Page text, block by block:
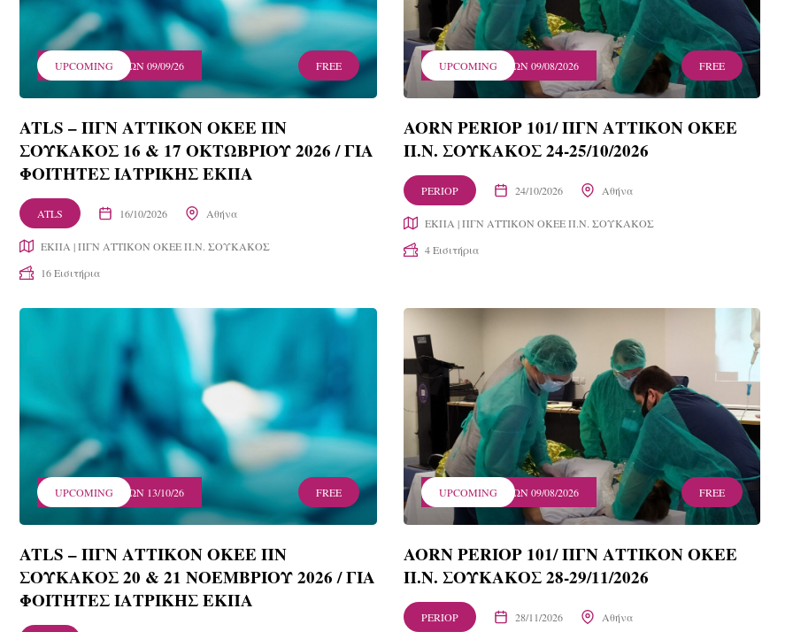
ΛΗΞΗ ΕΓΓΡΑΦΩΝ 09/09/26
UPCOMING FREE
ATLS – ΠΓΝ ΑΤΤΙΚΟΝ ΟΚΕΕ ΠΝ
ΣΟΥΚΑΚΟΣ 16 & 17 ΟΚΤΩΒΡΙΟΥ 2026 / ΓΙΑ
ΦΟΙΤΗΤΕΣ ΙΑΤΡΙΚΗΣ ΕΚΠA
ATLS 16/10/2026 Αθήνα
ΕΚΠΑ | ΠΓΝ ΑΤΤΙΚΟΝ ΟΚΕΕ Π.Ν. ΣΟΥΚΑΚΟΣ
16 Εισιτήρια
ΛΗΞΗ ΕΓΓΡΑΦΩΝ 09/08/2026
UPCOMING FREE
AORN PERIOP 101/ ΠΓΝ ΑΤΤΙΚΟΝ ΟΚΕΕ
Π.Ν. ΣΟΥΚΑΚΟΣ 24-25/10/2026
PERIOP 24/10/2026 Αθήνα
ΕΚΠΑ | ΠΓΝ ΑΤΤΙΚΟΝ ΟΚΕΕ Π.Ν. ΣΟΥΚΑΚΟΣ
4 Εισιτήρια
ΛΗΞΗ ΕΓΓΡΑΦΩΝ 13/10/26
UPCOMING FREE
ATLS – ΠΓΝ ΑΤΤΙΚΟΝ ΟΚΕΕ ΠΝ
ΣΟΥΚΑΚΟΣ 20 & 21 ΝΟΕΜΒΡΙΟΥ 2026 / ΓΙΑ
ΦΟΙΤΗΤΕΣ ΙΑΤΡΙΚΗΣ ΕΚΠA
ΛΗΞΗ ΕΓΓΡΑΦΩΝ 09/08/2026
UPCOMING FREE
AORN PERIOP 101/ ΠΓΝ ΑΤΤΙΚΟΝ ΟΚΕΕ
Π.Ν. ΣΟΥΚΑΚΟΣ 28-29/11/2026
PERIOP 28/11/2026 Αθήνα